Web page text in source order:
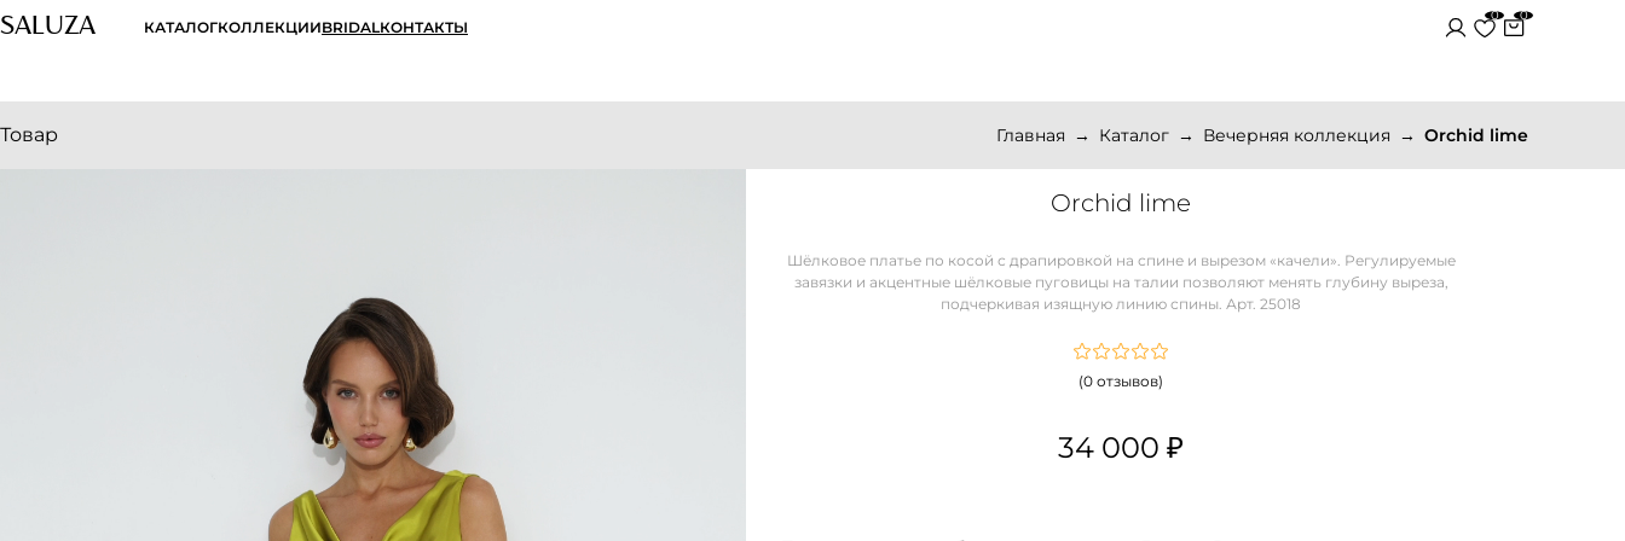
КАТАЛОГКОЛЛЕКЦИИBRIDALКОНТАКТЫ
SALUZA
0 0
Товар Главная Каталог Вечерняя коллекция Orchid lime
Orchid lime
Шёлковое платье по косой с драпировкой на спине и вырезом «качели». Регулируемые
завязки и акцентные шёлковые пуговицы на талии позволяют менять глубину выреза,
подчеркивая изящную линию спины. Арт. 25018
(0 отзывов)
34 000 ₽